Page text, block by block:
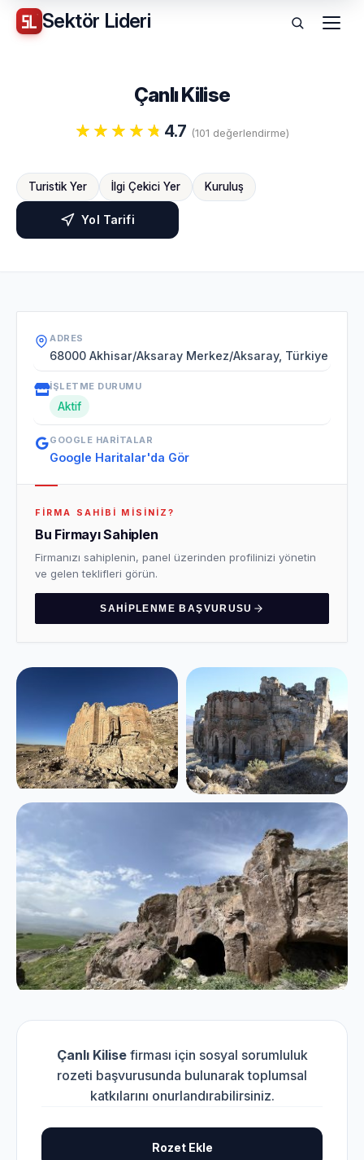
Sektör Lideri Menü
Çanlı Kilise
4.7 (101 değerlendirme)
Turistik Yer İlgi Çekici Yer Kuruluş
Yol Tarifi
Çanlı Kilisefirması için sosyal sorumluluk
rozeti başvurusunda bulunarak toplumsal
katkılarını onurlandırabilirsiniz.
Rozet Ekle
ADRES
68000 Akhisar/Aksaray Merkez/Aksaray, Türkiye
İŞLETME DURUMU
Aktif
GOOGLE HARITALAR
Google Haritalar'da Gör
FIRMA SAHIBI MISINIZ?
Bu Firmayı Sahiplen
Firmanızı sahiplenin, panel üzerinden profilinizi yönetin
ve gelen teklifleri görün.
SAHIPLENME BAŞVURUSU